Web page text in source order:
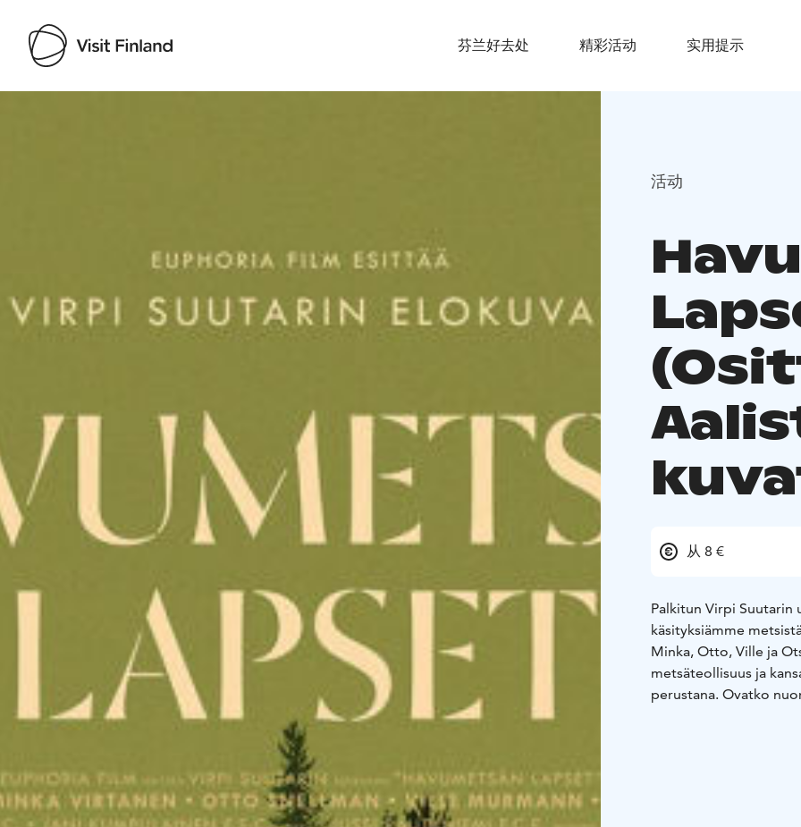
芬兰好去处 精彩活动 实用提示
活动
从 8 €
Palkitun Virpi Suutarin
käsityksiämme
Minka, Otto, Ville ja
metsäteollisuus ja
perustana. Ovatko
Aalistunturin huipulle,